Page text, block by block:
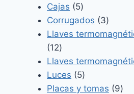
Cajas 55
productos
Corrugados 33
Llaves
1212
productos
Llaves
Luces 55
productos
Placas y tomas 99